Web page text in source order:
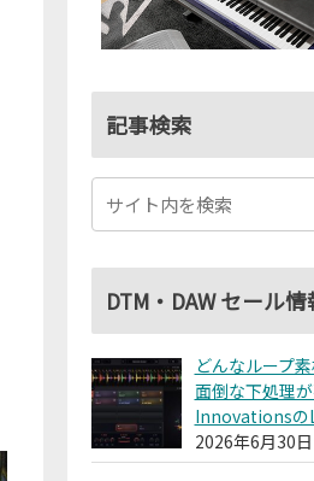
記事検索
DTM・DAW セール情
どんなループ
面倒な下処理
Innovationsの
2026年6月30日